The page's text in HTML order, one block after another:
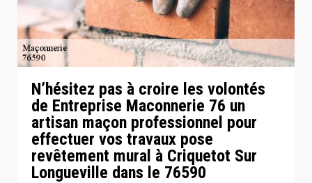
N’hésitez pas à croire les volontés
de Entreprise Maconnerie 76 un
artisan maçon professionnel pour
effectuer vos travaux pose
revêtement mural à Criquetot Sur
Longueville dans le 76590